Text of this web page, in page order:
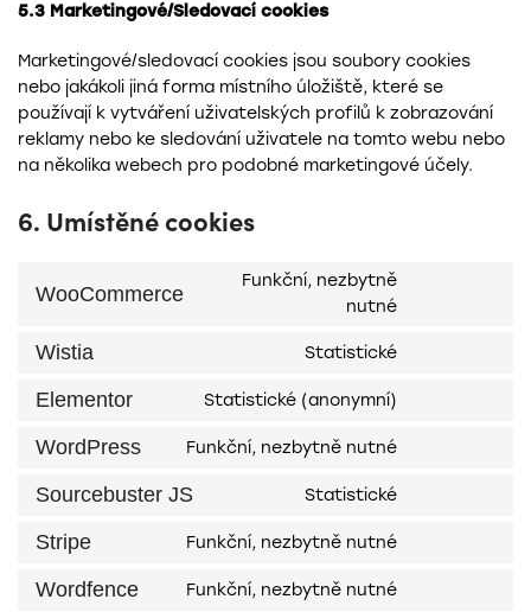
5.3 Marketingové/Sledovací cookies
Marketingové/sledovací cookies jsou soubory cookies
nebo jakákoli jiná forma místního úložiště, které se
používají k vytváření uživatelských profilů k zobrazování
reklamy nebo ke sledování uživatele na tomto webu nebo
na několika webech pro podobné marketingové účely.
6. Umístěné cookies
WooCommerce
Funkční, nezbytně
nutné
Wistia Statistické
Elementor Statistické (anonymní)
WordPress Funkční, nezbytně nutné
Sourcebuster JS Statistické
Stripe Funkční, nezbytně nutné
Wordfence Funkční, nezbytně nutné